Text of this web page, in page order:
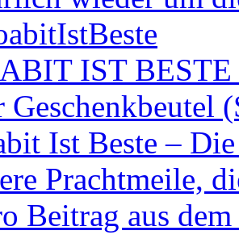
IST BESTE
Geschenkbeutel
Ist Beste –
Prachtmeile,
Beitrag aus